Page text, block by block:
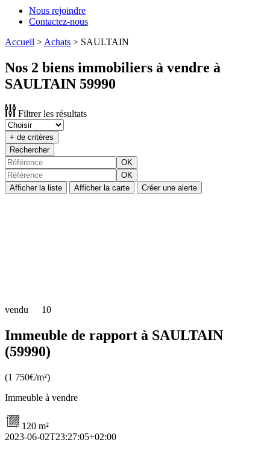
Nous rejoindre
Contactez-nous
Accueil > Achats > SAULTAIN
Nos 2 biens immobiliers à vendre à
SAULTAIN 59990
Filtrer les résultats
+ de critères
Rechercher
OK
OK
Afficher la liste
Afficher la carte Créer une alerte
vendu 10
Immeuble de rapport à SAULTAIN
(59990)
(1 750€/m²)
Immeuble à vendre
120 m²
2023-06-02T23:27:05+02:00